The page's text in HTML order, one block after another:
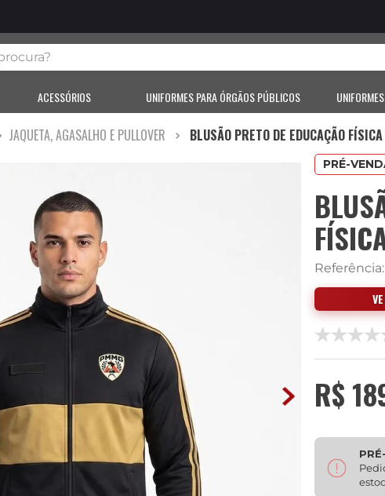
ACESSÓRIOS UNIFORMES PARA ÓRGÃOS PÚBLICOS
JAQUETA, AGASALHO E PULLOVER BLUSÃO PRETO DE EDUCAÇÃO
PRÉ-
Referência:
R$